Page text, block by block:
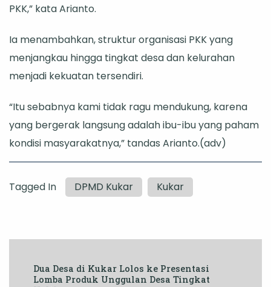
PKK,” kata Arianto.
Ia menambahkan, struktur organisasi PKK yang
menjangkau hingga tingkat desa dan kelurahan
menjadi kekuatan tersendiri.
“Itu sebabnya kami tidak ragu mendukung, karena
yang bergerak langsung adalah ibu-ibu yang paham
kondisi masyarakatnya,” tandas Arianto.(adv)
Tagged In DPMD Kukar Kukar
Navigation
Dua Desa di Kukar Lolos ke Presentasi
Lomba Produk Unggulan Desa Tingkat